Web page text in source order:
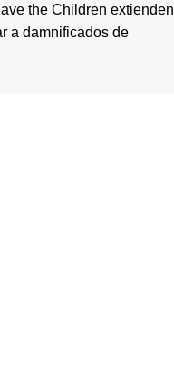
the Children extienden
a damnificados de